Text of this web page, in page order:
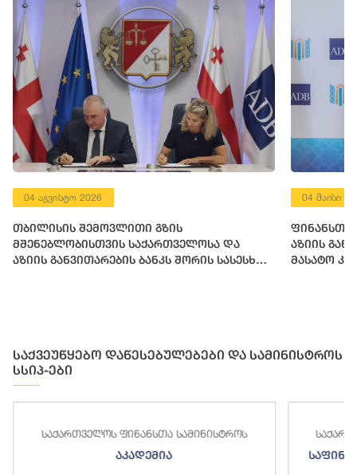
04 აგვისტო 2026
თბილისის შემოვლითი გზის
მშენებლობისთვის საქართველოსა და
აზიის განვითარების ბანკს შორის სასესხო
04 მაისი
ფინანსთა
აზიის
მასატო
საქვეუწყებო დაწესებულებები და სამინისტროს
სსიპ-ები
საქართველოს ფინანსთა სამინისტროს
აკადემია